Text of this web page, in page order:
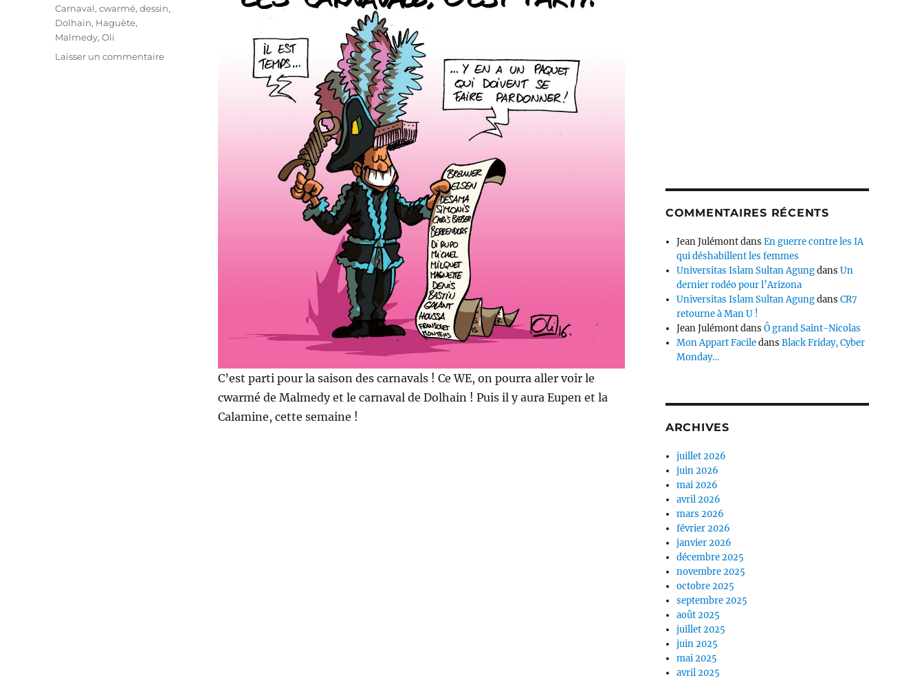
C’est parti pour la saison des carnavals ! Ce WE, on pourra aller voir le
cwarmé de Malmedy et le carnaval de Dolhain ! Puis il y aura Eupen et la
Calamine, cette semaine !
Étiquettes
Carnaval,cwarmé,dessin,
Dolhain, Haguète,
Malmedy,Oli
Laisser un commentairesur
COMMENTAIRES RÉCENTS
Jean JulémontdansEn guerre contre les IA
qui déshabillent les femmes
Universitas Islam Sultan AgungdansUn
dernier rodéo pour l’Arizona
Universitas Islam Sultan AgungdansCR7
retourne à Man U !
Jean JulémontdansÔ grand Saint-Nicolas
Mon Appart FaciledansBlack Friday, Cyber
Monday…
ARCHIVES
juillet 2026
juin 2026
mai 2026
avril 2026
mars 2026
février 2026
janvier 2026
décembre 2025
novembre 2025
octobre 2025
septembre 2025
août 2025
juillet 2025
juin 2025
mai 2025
avril 2025